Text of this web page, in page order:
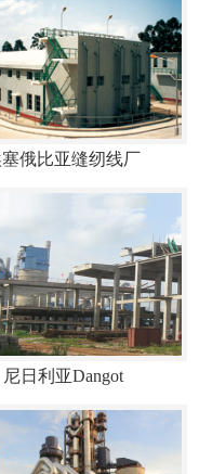
俄比亚缝纫线厂
尼日利亚Dangot